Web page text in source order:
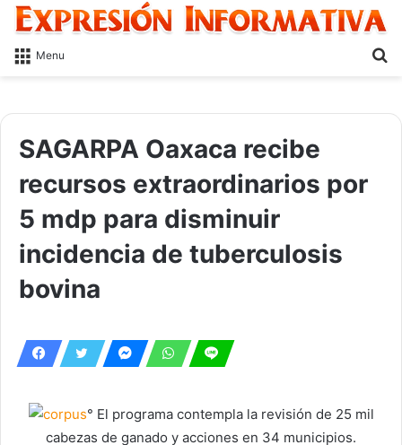
Menu
SAGARPA Oaxaca recibe
recursos extraordinarios por
5 mdp para disminuir
incidencia de tuberculosis
bovina
° El programa contempla la revisión de 25 mil
cabezas de ganado y acciones en 34 municipios.